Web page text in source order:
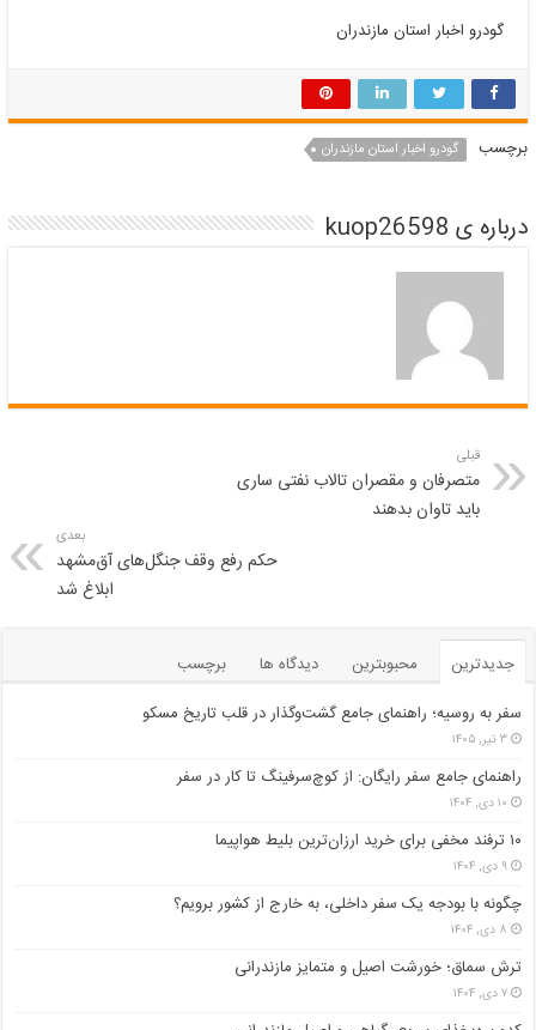
گودرو اخبار استان مازندران
برچسب گودرو اخبار استان مازندران
درباره ی kuop26598
قبلی
متصرفان و مقصران تالاب نفتی ساری
باید تاوان بدهند
بعدی
حکم رفع وقف جنگل‌های آق‌مشهد
ابلاغ شد
جدیدترین محبوبترین دیدگاه ها
برچسب
سفر به روسیه؛ راهنمای جامع گشت‌وگذار در قلب تاریخ مسکو
۳ تیر, ۱۴۰۵
راهنمای جامع سفر رایگان: از کوچ‌سرفینگ تا کار در سفر
۱۰ دی, ۱۴۰۴
۱۰ ترفند مخفی برای خرید ارزان‌ترین بلیط هواپیما
۹ دی, ۱۴۰۴
چگونه با بودجه یک سفر داخلی، به خارج از کشور برویم؟
۸ دی, ۱۴۰۴
ترش سماق؛ خورشت اصیل و متمایز مازندرانی
۷ دی, ۱۴۰۴